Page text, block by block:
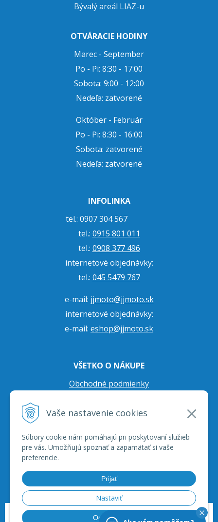
Vaše nastavenie cookies
Súbory cookie nám pomáhajú pri poskytovaní služieb
pre vás. Umožňujú spoznať a zapamätať si vaše
preferencie.
Prijať
Nastaviť
Odmietnuť
Bývalý areál LIAZ-u
OTVÁRACIE HODINY
Marec - September
Po - Pi: 8:30 - 17:00
Sobota: 9:00 - 12:00
Nedeľa: zatvorené
Október - Február
Po - Pi: 8:30 - 16:00
Sobota: zatvorené
Nedeľa: zatvorené
INFOLINKA
tel.: 0907 304 567
tel.: 0915 801 011
tel.: 0908 377 496
internetové objednávky:
tel.: 045 5479 767
e-mail: jjmoto@jjmoto.sk
internetové objednávky:
e-mail: eshop@jjmoto.sk
VŠETKO O NÁKUPE
Obchodné podmienky
Prepravné podmienky
© 2026 JJ Moto - skútre, štvorkolky, moto príslušenstvo, ich servis. • tvorba